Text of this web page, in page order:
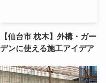
【仙台市 枕木】外構・ガー
デンに使える施工アイデア